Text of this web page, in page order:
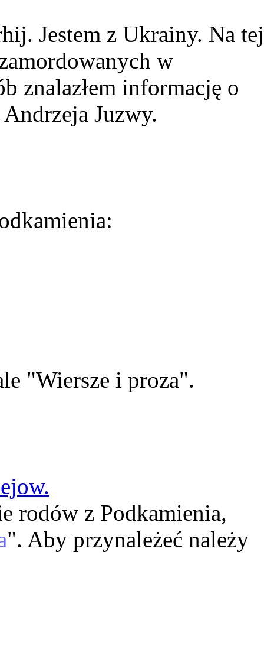
Jestem z Ukrainy. Na tej
w
znalazłem informację o
Juzwy.
"Wiersze i proza".
rodów z Podkamienia,
". Aby przynależeć należy